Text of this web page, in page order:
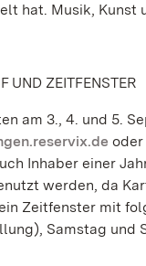
hat. Musik,
UND ZEITFENSTER
am 3., 4. und 5.
oder
Inhaber einer
werden, da
Zeitfenster mit
Samstag und